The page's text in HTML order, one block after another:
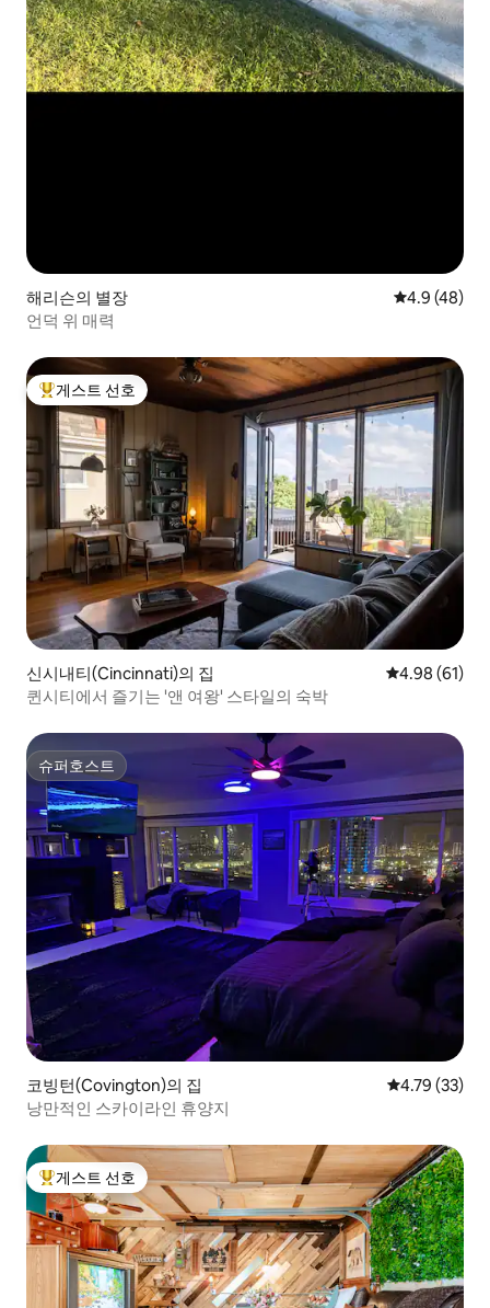
해리슨의 별장 평점 4.9점(5
4.9 (48)
언덕 위 매력
상위 게스트 선호
게스트 선호
신시내티(Cincinnati)의 집 평점 4.98점(5
4.98 (61)
퀸시티에서 즐기는 '앤 여왕' 스타일의 숙박
슈퍼호스트
슈퍼호스트
코빙턴(Covington)의 집 평점 4.79점
4.79 (33)
낭만적인 스카이라인 휴양지
상위 게스트 선호
게스트 선호